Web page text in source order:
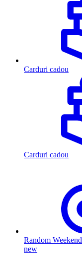
Carduri cadou
Carduri cadou
Random Weekend
new